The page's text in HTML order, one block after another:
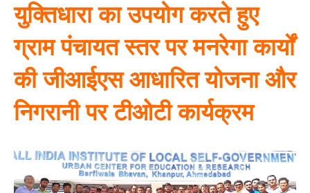
युक्तिधारा का उपयोग करते हुए
ग्राम पंचायत स्तर पर मनरेगा कार्यों
की जीआईएस आधारित योजना और
निगरानी पर टीओटी कार्यक्रम